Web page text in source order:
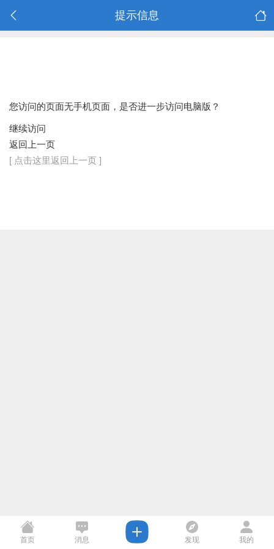
提示信息
您访问的页面无手机页面，是否进一步访问电脑版？
继续访问
返回上一页
[ 点击这里返回上一页 ]
首页 消息 发现 我的